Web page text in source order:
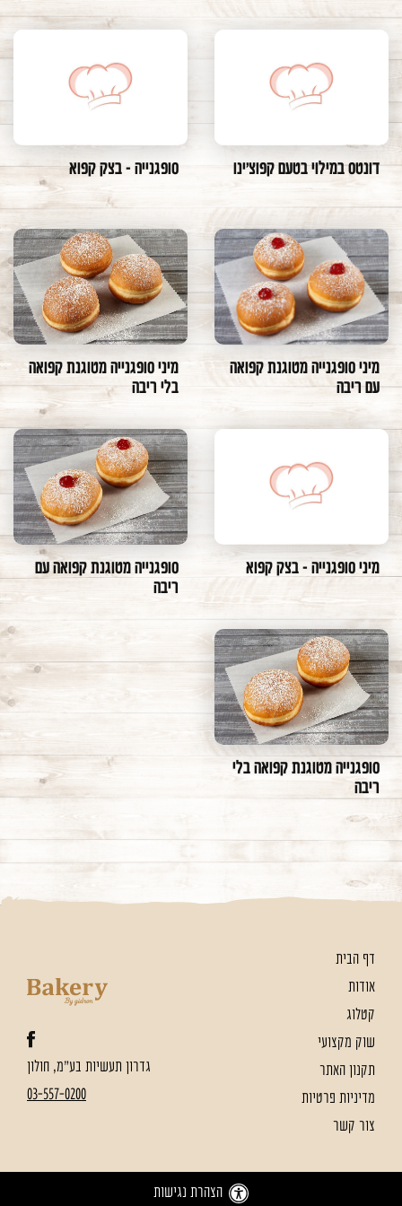
דונטס במילוי בטעם קפוצ'ינו סופגנייה - בצק קפוא
מיני סופגנייה מטוגנת קפואה
עם ריבה
מיני סופגנייה מטוגנת קפואה
בלי ריבה
מיני סופגנייה - בצק קפוא
סופגנייה מטוגנת קפואה עם
ריבה
סופגנייה מטוגנת קפואה בלי
ריבה
דף הבית
אודות
קטלוג
שוק מקצועי
תקנון האתר
מדיניות פרטיות
צור קשר
גדרון תעשיות בע"מ, חולון
03-557-0200
הצהרת נגישות